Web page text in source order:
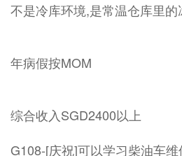
不是冷库环境,是常温仓库里
年病假按MOM
综合收入SGD2400以上
G108-[庆祝]可以学习柴油车